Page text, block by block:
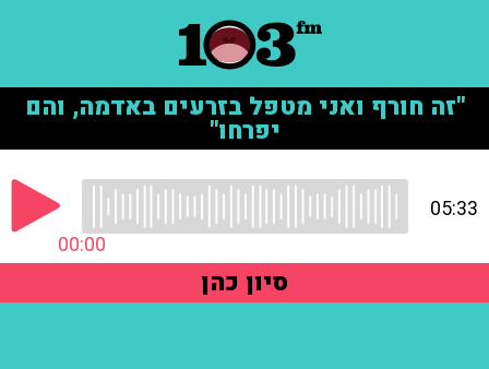
"זה חורף ואני מטפל בזרעים באדמה, והם
יפרחו"
00:00
05:33
סיון כהן